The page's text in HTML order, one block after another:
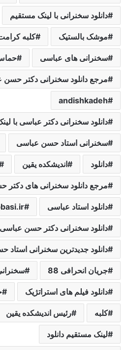
دانلود سخنرانی با لینک مستقیم
موشک بالستیک کلبه
سخنرانی های عباسی
مرجع دانلود سخنرانی دکتر حسن
andishkadeh
دانلود سخنرانی دکتر عباسی با
سخنرانی استاد حسن عباسی
دانلود اندیشکده یقین
مرجع دانلود سخنرانی های
دانلود استاد عباسی
دانلود سخنرانی دکتر حسن
دانلود جدیدترین سخنرانی
جریان انحرافی 88
دانلود فیلم های استراتژیک
کلبه رئیس اندیشکده یقین
لینک مستقیم دانلود